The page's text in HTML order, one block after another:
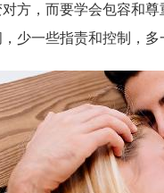
方，而要学会包容和
少一些指责和控制，